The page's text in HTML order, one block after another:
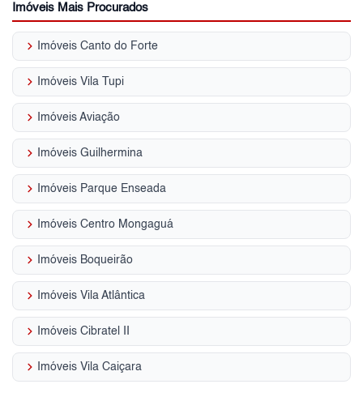
Imóveis Mais Procurados
keyboard_arrow_right Imóveis Canto do Forte
keyboard_arrow_right Imóveis Vila Tupi
keyboard_arrow_right Imóveis Aviação
keyboard_arrow_right Imóveis Guilhermina
keyboard_arrow_right Imóveis Parque Enseada
keyboard_arrow_right Imóveis Centro Mongaguá
keyboard_arrow_right Imóveis Boqueirão
keyboard_arrow_right Imóveis Vila Atlântica
keyboard_arrow_right Imóveis Cibratel II
keyboard_arrow_right Imóveis Vila Caiçara